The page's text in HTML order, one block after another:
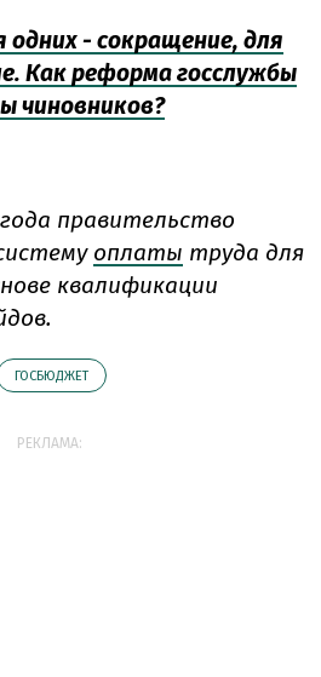
одних - сокращение, для
Как реформа госслужбы
чиновников?
правительство
оплаты труда для
квалификации
ГОСБЮДЖЕТ
РЕКЛАМА: